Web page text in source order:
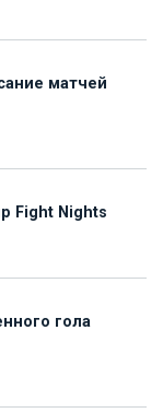
матчей
Fight Nights
гола